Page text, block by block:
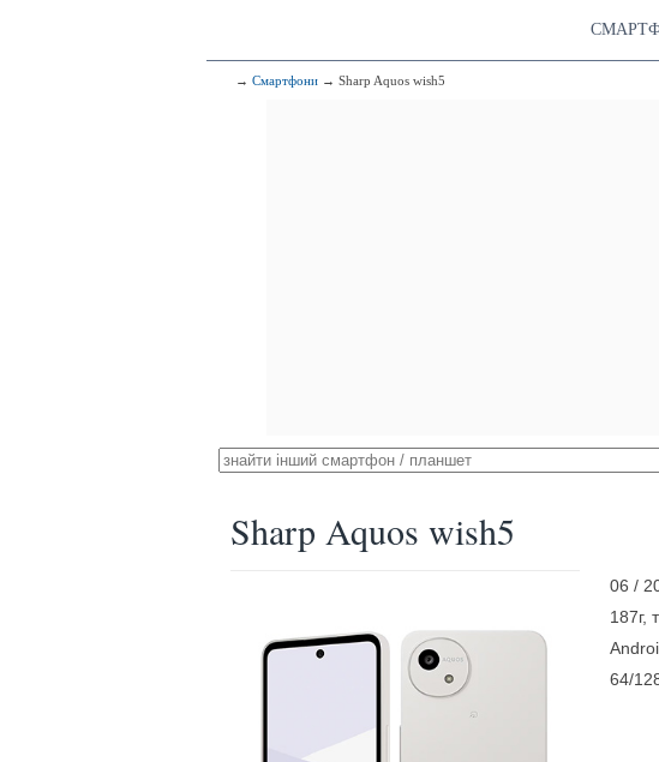
→ Смартфони → Sharp Aquos wish5
Sharp Aquos wish5
06 /
187г,
64/